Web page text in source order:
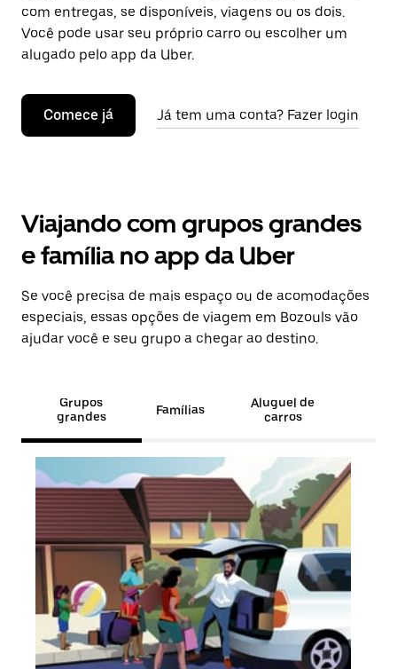
com entregas, se disponíveis, viagens ou os dois.
Você pode usar seu próprio carro ou escolher um
alugado pelo app da Uber.
Comece já Já tem uma conta? Fazer login
Viajando com grupos grandes
e família no app da Uber
Se você precisa de mais espaço ou de acomodações
especiais, essas opções de viagem em Bozouls vão
ajudar você e seu grupo a chegar ao destino.
Grupos
grandes
Famílias
Aluguel de
carros